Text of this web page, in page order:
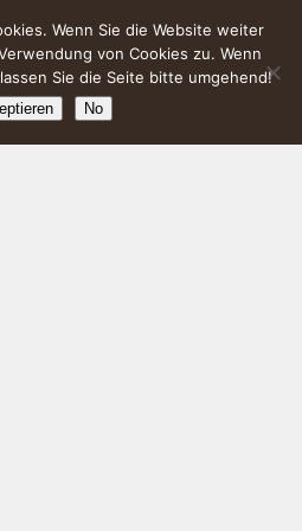
Wenn Sie die Website weiter
von Cookies zu. Wenn
Sie die Seite bitte umgehend!
No